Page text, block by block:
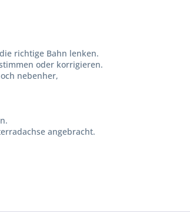
richtige Bahn lenken.
oder korrigieren.
nebenher,
angebracht.